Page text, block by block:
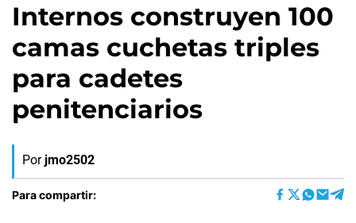
Internos construyen 100
camas cuchetas triples
para cadetes
penitenciarios
Por jmo2502
Para compartir: